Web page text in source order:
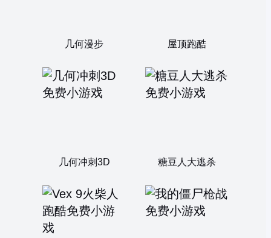
几何漫步 屋顶跑酷
几何冲刺3D 糖豆人大逃杀